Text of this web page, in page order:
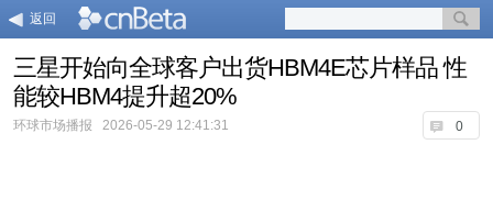
返回
三星开始向全球客户出货HBM4E芯片样品 性
能较HBM4提升超20%
0
环球市场播报 2026-05-29 12:41:31